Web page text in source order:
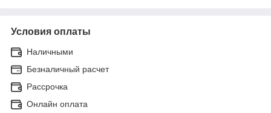
Условия оплаты
Наличными
Безналичный расчет
Рассрочка
Онлайн оплата